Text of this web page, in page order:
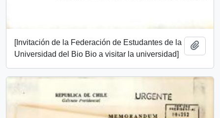
[Invitación de la Federación de Estudantes de la
Universidad del Bio Bio a visitar la universidad]